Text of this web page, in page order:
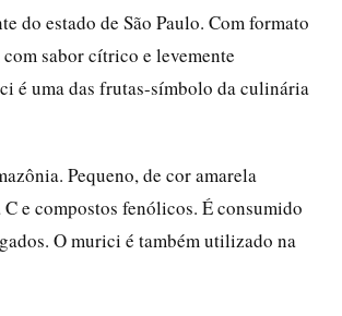
do estado de São Paulo. Com formato
sabor cítrico e levemente
é uma das frutas-símbolo da culinária
Pequeno, de cor amarela
e compostos fenólicos. É consumido
O murici é também utilizado na